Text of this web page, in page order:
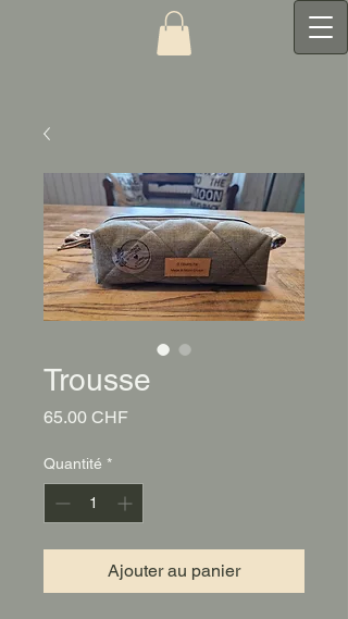
Trousse
65.00 CHFPrix
Quantité *
Ajouter au panier